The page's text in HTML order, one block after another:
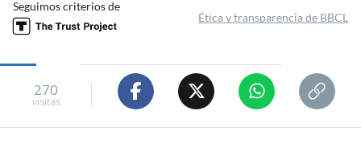
Seguimos criterios de
Ética y transparencia de BBCL
270
visitas